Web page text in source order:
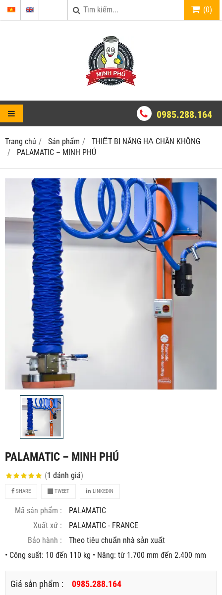
(0)
0985.288.164
Trang chủ Sản phẩm
THIẾT BỊ NÂNG HẠ CHÂN KHÔNG
PALAMATIC – MINH PHÚ
PALAMATIC – MINH PHÚ
(1 đánh giá)
SHARE TWEET LINKEDIN
Mã sản phẩm :
PALAMATIC
Xuất xứ :
PALAMATIC - FRANCE
Bảo hành :
Theo tiêu chuẩn nhà sản xuất
• Công suất: 10 đến 110 kg • Nâng: từ 1.700 mm đến 2.400 mm
Giá sản phẩm : 0985.288.164